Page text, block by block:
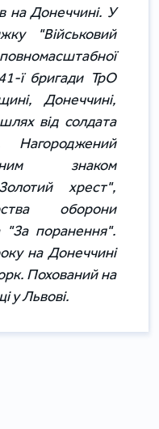
на Донеччині. У
"Військовий
ї бригади ТрО
Донеччині,
від солдата
знаком
хрест",
оборони
"За поранення".
на Донеччині
Похований на
у Львові.